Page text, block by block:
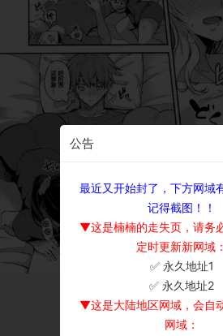
公告
最近又开始封了，下方网域
记得截图！！
▼这是楠楠的走失页，请务
定时更新新网域：
✅ 永久地址1
✅ 永久地址2
▼这是大陆地区网域，会自
网域：